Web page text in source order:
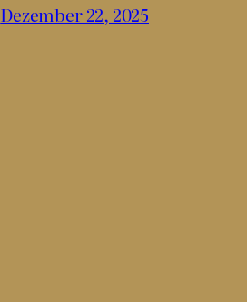
Dezember 22, 2025